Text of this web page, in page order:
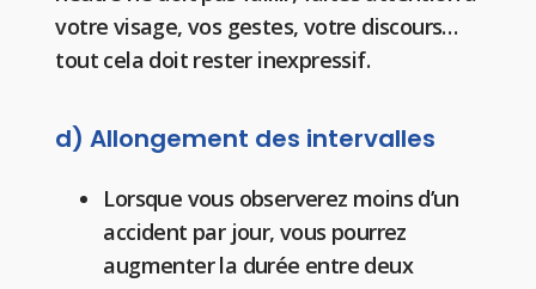
votre visage, vos gestes, votre discours…
tout cela doit rester inexpressif.
d) Allongement des intervalles
Lorsque vous observerez moins d’un
accident par jour, vous pourrez
augmenter la durée entre deux